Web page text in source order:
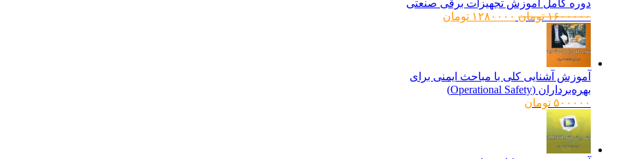
دوره کامل آموزش تجهیزات برقی صنعتی
۱۶۰۰۰۰۰ تومان قیمت
۱۲۸۰۰۰۰ تومان
آموزش آشنایی کلی با مباحث ایمنی برای
بهره‌برداران (Operational Safety)
۵۰۰۰۰۰ تومان